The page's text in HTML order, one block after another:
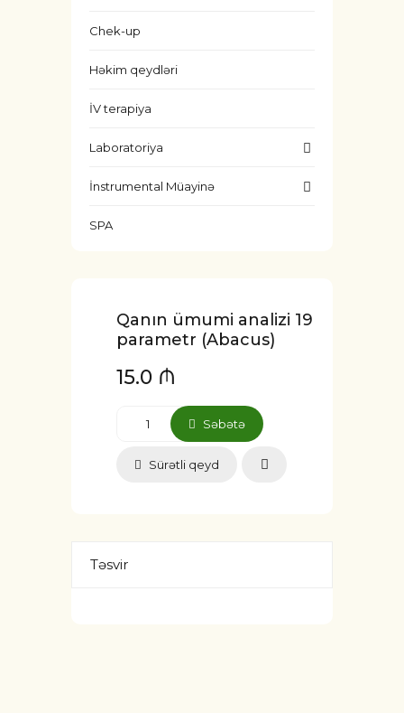
Chek-up
Həkim qeydləri
İV terapiya
Laboratoriya
İnstrumental Müayinə
SPA
Qanın ümumi analizi 19
parametr (Abacus)
15.0 ₼
Səbətə
Sürətli qeyd
Təsvir